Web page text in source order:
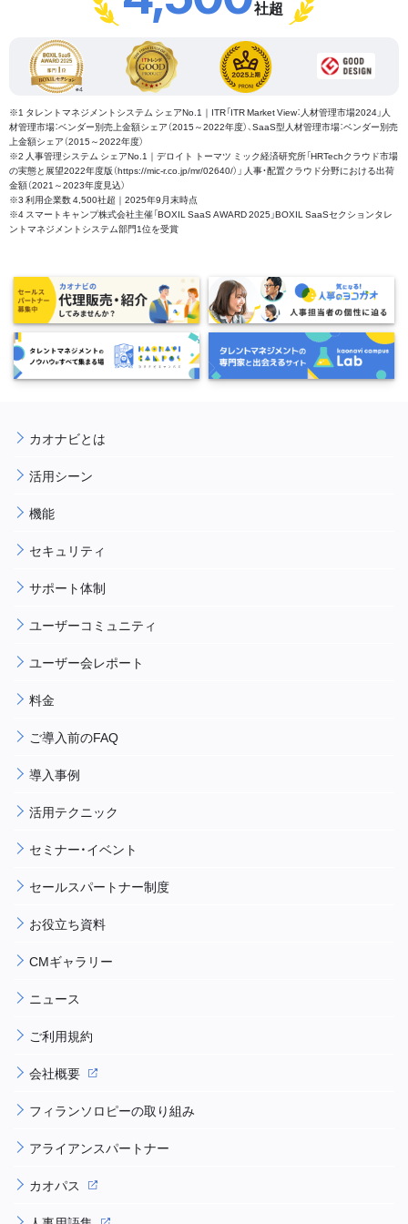
社超
※1 タレントマネジメントシステム シェアNo.1｜ITR「ITR Market View：人材管理市場2024」人
材管理市場：ベンダー別売上金額シェア（2015～2022年度）、SaaS型人材管理市場：ベンダー別売
上金額シェア（2015～2022年度）
※2 人事管理システム シェアNo.1｜デロイト トーマツ ミック経済研究所「HRTechクラウド市場
の実態と展望2022年度版（https://mic-r.co.jp/mr/02640/）」 人事・配置クラウド分野における出荷
金額（2021～2023年度見込）
※3 利用企業数 4,500社超｜2025年9月末時点
※4 スマートキャンプ株式会社主催「BOXIL SaaS AWARD 2025」BOXIL SaaSセクションタレ
ントマネジメントシステム部門1位を受賞
カオナビとは
活用シーン
機能
セキュリティ
サポート体制
ユーザーコミュニティ
ユーザー会レポート
料金
ご導入前のFAQ
導入事例
活用テクニック
セミナー・イベント
セールスパートナー制度
お役立ち資料
CMギャラリー
ニュース
ご利用規約
会社概要
フィランソロピーの取り組み
アライアンスパートナー
カオパス